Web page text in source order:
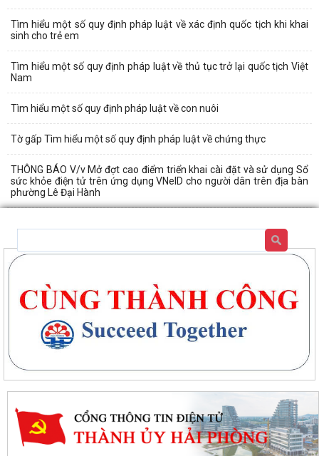
Tìm hiểu một số quy định pháp luật về xác định quốc tịch khi khai
sinh cho trẻ em
Tìm hiểu một số quy định pháp luật về thủ tục trở lại quốc tịch Việt
Nam
Tìm hiểu một số quy định pháp luật về con nuôi
Tờ gấp Tìm hiểu một số quy định pháp luật về chứng thực
THÔNG BÁO V/v Mở đợt cao điểm triển khai cài đặt và sử dụng Sổ
sức khỏe điện tử trên ứng dụng VNelD cho người dân trên địa bàn
phường Lê Đại Hành